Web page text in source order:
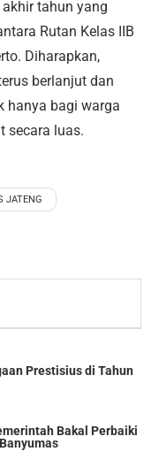
tahun yang
Rutan Kelas IIB
Diharapkan,
berlanjut dan
hanya bagi warga
secara luas.
JATENG
Prestisius di Tahun
Bakal Perbaiki